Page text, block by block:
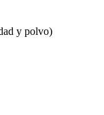
y polvo)